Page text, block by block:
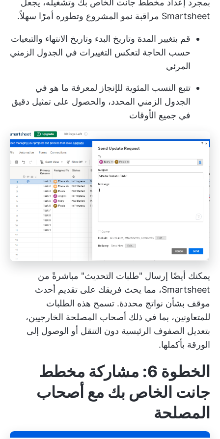
بمجرد إعداد مخطط جانت الخاص بك وتشغيله، يجعل
Smartsheet مراقبة نمو المشروع وتطوره أمرًا سهلاً.
قم بتغيير المدة وتاريخ البدء وتاريخ الانتهاء والتبعيات
حسب الحاجة لتعكس التغييرات في الجدول الزمني
المرئي
تتبع النسب المئوية للإنجاز لمعرفة ما هو في
الجدول الزمني المحدد، والحصول على تمثيل دقيق
في جميع الأوقات
يمكنك أيضًا إرسال "طلبات التحديث" مباشرةً من
Smartsheet، مما يحث فريقك على تقديم أحدث
موقف بشأن نواتج محددة. تسمح هذه الطلبات
للمتعاونين، بما في ذلك أصحاب المصلحة الخارجيين،
بتعديل الصفوف الرئيسية دون التنقل أو الوصول إلى
الورقة بأكملها.
الخطوة 6: مشاركة مخطط
جانت الخاص بك مع أصحاب
المصلحة